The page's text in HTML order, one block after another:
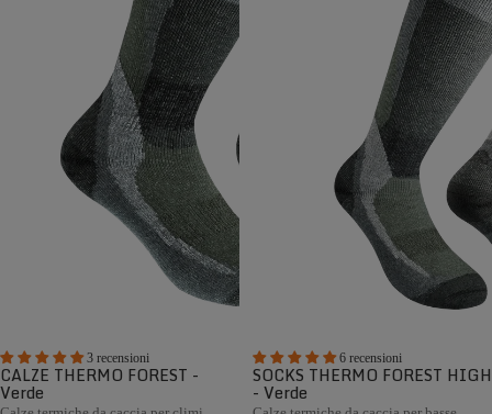
3 recensioni
CALZE THERMO FOREST -
Verde
6 recensioni
SOCKS THERMO FOREST HIGH
- Verde